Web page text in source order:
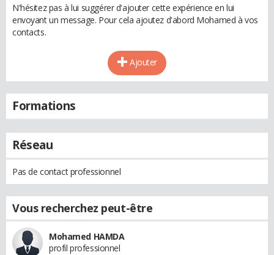
N'hésitez pas à lui suggérer d'ajouter cette expérience en lui
envoyant un message. Pour cela ajoutez d'abord Mohamed à vos
contacts.
Ajouter
Formations
Réseau
Pas de contact professionnel
Vous recherchez peut-être
Mohamed HAMDA
profil professionnel